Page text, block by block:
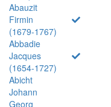
Abauzit
Firmin
(1679-1767)
Abbadie
Jacques
(1654-1727)
Abicht
Johann
Georg